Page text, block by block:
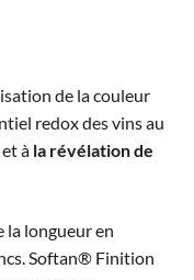
de la couleur
redox des vins au
à la révélation de
la longueur en
Softan® Finition